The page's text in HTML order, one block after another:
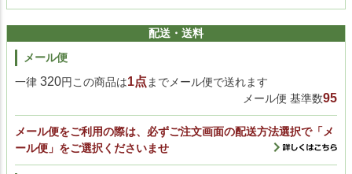
配送・送料
メール便
一律 320円この商品は1点までメール便で送れます
メール便 基準数95
メール便をご利用の際は、必ずご注文画面の配送方法選択で「メ
ール便」をご選択くださいませ